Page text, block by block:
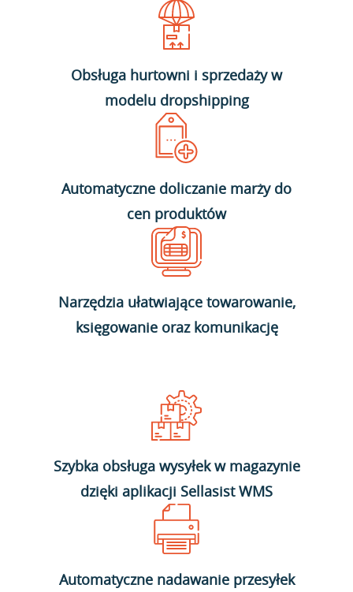
Obsługa hurtowni i sprzedaży w
modelu dropshipping
Automatyczne doliczanie marży do
cen produktów
Narzędzia ułatwiające towarowanie,
księgowanie oraz komunikację
Szybka obsługa wysyłek w magazynie
dzięki aplikacji Sellasist WMS
Automatyczne nadawanie przesyłek